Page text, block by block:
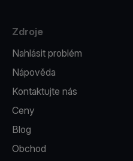
Zdroje
Nahlásit problém
Nápověda
Kontaktujte nás
Ceny
Blog
Obchod